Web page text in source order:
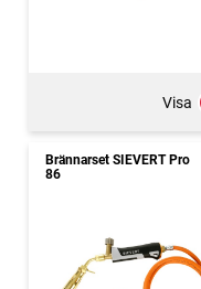
Visa
Brännarset SIEVERT Pro
86